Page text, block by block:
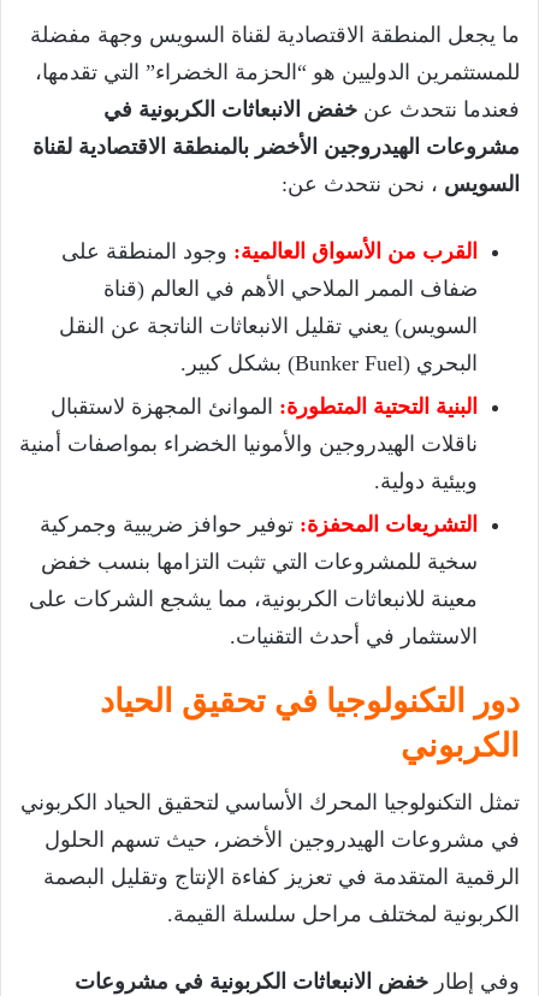
ما يجعل المنطقة الاقتصادية لقناة السويس وجهة مفضلة
للمستثمرين الدوليين هو “الحزمة الخضراء” التي تقدمها،
فعندما نتحدث عن خفض الانبعاثات الكربونية في
مشروعات الهيدروجين الأخضر بالمنطقة الاقتصادية لقناة
السويس ، نحن نتحدث عن:
القرب من الأسواق العالمية: وجود المنطقة على
ضفاف الممر الملاحي الأهم في العالم (قناة
السويس) يعني تقليل الانبعاثات الناتجة عن النقل
البحري (Bunker Fuel) بشكل كبير.
البنية التحتية المتطورة: الموانئ المجهزة لاستقبال
ناقلات الهيدروجين والأمونيا الخضراء بمواصفات أمنية
وبيئية دولية.
التشريعات المحفزة: توفير حوافز ضريبية وجمركية
سخية للمشروعات التي تثبت التزامها بنسب خفض
معينة للانبعاثات الكربونية، مما يشجع الشركات على
الاستثمار في أحدث التقنيات.
دور التكنولوجيا في تحقيق الحياد
الكربوني
تمثل التكنولوجيا المحرك الأساسي لتحقيق الحياد الكربوني
في مشروعات الهيدروجين الأخضر، حيث تسهم الحلول
الرقمية المتقدمة في تعزيز كفاءة الإنتاج وتقليل البصمة
الكربونية لمختلف مراحل سلسلة القيمة.
وفي إطار خفض الانبعاثات الكربونية في مشروعات